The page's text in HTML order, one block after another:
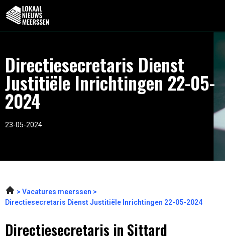
Directiesecretaris Dienst
Justitiële Inrichtingen 22-05-
2024
23-05-2024
Vacatures meerssen
Directiesecretaris Dienst Justitiële Inrichtingen 22-05-2024
Directiesecretaris in Sittard